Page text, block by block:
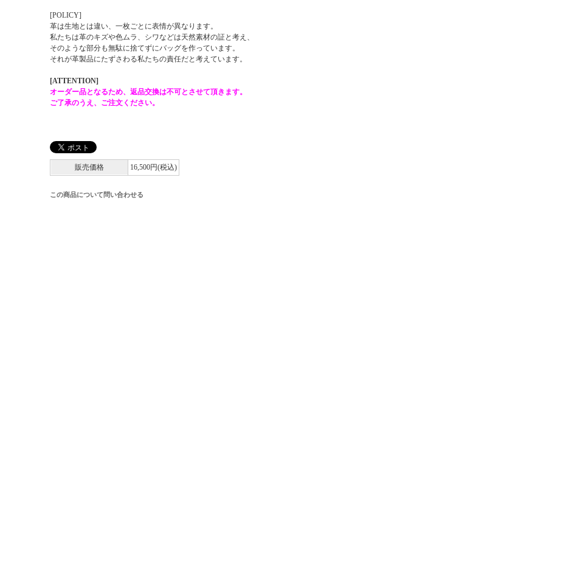
[POLICY]
革は生地とは違い、一枚ごとに表情が異なります。
私たちは革のキズや色ムラ、シワなどは天然素材の証と考え、
そのような部分も無駄に捨てずにバッグを作っています。
それが革製品にたずさわる私たちの責任だと考えています。
[ATTENTION]
オーダー品となるため、返品交換は不可とさせて頂きます。
ご了承のうえ、ご注文ください。
販売価格 16,500円(税込)
この商品について問い合わせる